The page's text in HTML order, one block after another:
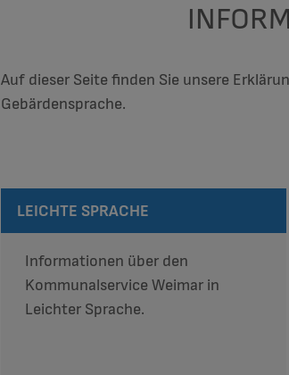
Auf dieser Seite finden Sie unsere
Gebärdensprache.
LEICHTE SPRACHE
Informationen über den
Kommunalservice Weimar in
Leichter Sprache.